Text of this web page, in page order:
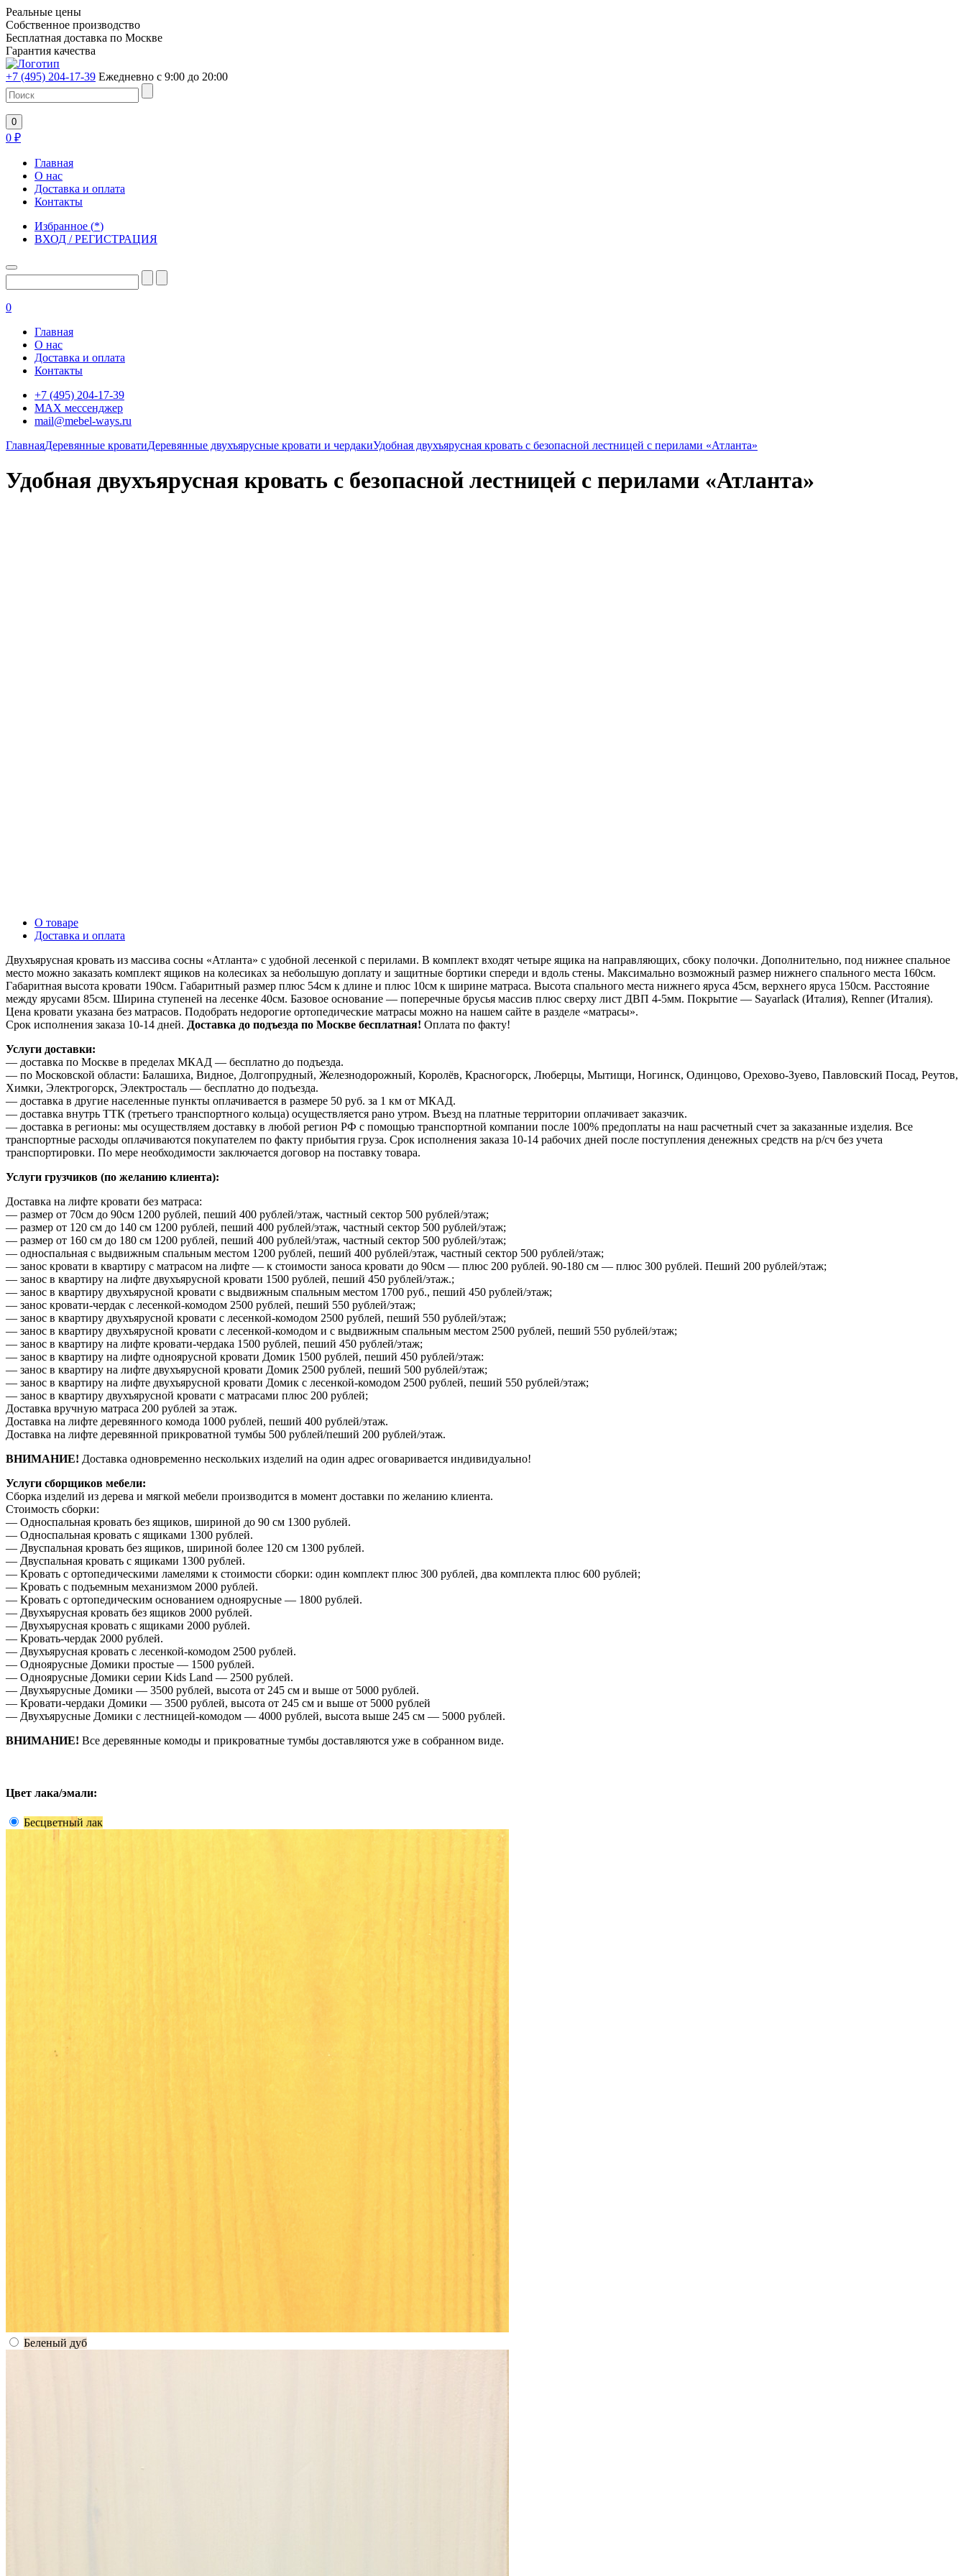
Реальные цены
Собственное производство
Бесплатная доставка по Москве
Гарантия качества
+7 (495) 204-17-39 Ежедневно с 9:00 до 20:00
0
0 ₽
Главная
О нас
Доставка и оплата
Контакты
Избранное (*)
ВХОД / РЕГИСТРАЦИЯ
0
Главная
О нас
Доставка и оплата
Контакты
+7 (495) 204-17-39
MAX мессенджер
mail@mebel-ways.ru
ГлавнаяДеревянные кроватиДеревянные двухъярусные кровати и чердакиУдобная двухъярусная кровать с безопасной лестницей с перилами «Атланта»
Удобная двухъярусная кровать с безопасной лестницей с перилами «Атланта»
О товаре
Доставка и оплата
Двухъярусная кровать из массива сосны «Атланта» с удобной лесенкой с перилами. В комплект входят четыре ящика на направляющих, сбоку полочки. Дополнительно, под нижнее спальное
место можно заказать комплект ящиков на колесиках за небольшую доплату и защитные бортики спереди и вдоль стены. Максимально возможный размер нижнего спального места 160см.
Габаритная высота кровати 190см. Габаритный размер плюс 54см к длине и плюс 10см к ширине матраса. Высота спального места нижнего яруса 45см, верхнего яруса 150см. Расстояние
между ярусами 85см. Ширина ступеней на лесенке 40см. Базовое основание — поперечные брусья массив плюс сверху лист ДВП 4-5мм. Покрытие — Sayarlack (Италия), Renner (Италия).
Цена кровати указана без матрасов. Подобрать недорогие ортопедические матрасы можно на нашем сайте в разделе «матрасы».
Срок исполнения заказа 10-14 дней. Доставка до подъезда по Москве бесплатная! Оплата по факту!
Услуги доставки:
— доставка по Москве в пределах МКАД — бесплатно до подъезда.
— по Московской области: Балашиха, Видное, Долгопрудный, Железнодорожный, Королёв, Красногорск, Люберцы, Мытищи, Ногинск, Одинцово, Орехово-Зуево, Павловский Посад, Реутов,
Химки, Электрогорск, Электросталь — бесплатно до подъезда.
— доставка в другие населенные пункты оплачивается в размере 50 руб. за 1 км от МКАД.
— доставка внутрь ТТК (третьего транспортного кольца) осуществляется рано утром. Въезд на платные территории оплачивает заказчик.
— доставка в регионы: мы осуществляем доставку в любой регион РФ с помощью транспортной компании после 100% предоплаты на наш расчетный счет за заказанные изделия. Все
транспортные расходы оплачиваются покупателем по факту прибытия груза. Срок исполнения заказа 10-14 рабочих дней после поступления денежных средств на р/сч без учета
транспортировки. По мере необходимости заключается договор на поставку товара.
Услуги грузчиков (по желанию клиента):
Доставка на лифте кровати без матраса:
— размер от 70см до 90см 1200 рублей, пеший 400 рублей/этаж, частный сектор 500 рублей/этаж;
— размер от 120 см до 140 см 1200 рублей, пеший 400 рублей/этаж, частный сектор 500 рублей/этаж;
— размер от 160 см до 180 см 1200 рублей, пеший 400 рублей/этаж, частный сектор 500 рублей/этаж;
— односпальная с выдвижным спальным местом 1200 рублей, пеший 400 рублей/этаж, частный сектор 500 рублей/этаж;
— занос кровати в квартиру с матрасом на лифте — к стоимости заноса кровати до 90см — плюс 200 рублей. 90-180 см — плюс 300 рублей. Пеший 200 рублей/этаж;
— занос в квартиру на лифте двухъярусной кровати 1500 рублей, пеший 450 рублей/этаж.;
— занос в квартиру двухъярусной кровати с выдвижным спальным местом 1700 руб., пеший 450 рублей/этаж;
— занос кровати-чердак с лесенкой-комодом 2500 рублей, пеший 550 рублей/этаж;
— занос в квартиру двухъярусной кровати с лесенкой-комодом 2500 рублей, пеший 550 рублей/этаж;
— занос в квартиру двухъярусной кровати с лесенкой-комодом и с выдвижным спальным местом 2500 рублей, пеший 550 рублей/этаж;
— занос в квартиру на лифте кровати-чердака 1500 рублей, пеший 450 рублей/этаж;
— занос в квартиру на лифте одноярусной кровати Домик 1500 рублей, пеший 450 рублей/этаж:
— занос в квартиру на лифте двухъярусной кровати Домик 2500 рублей, пеший 500 рублей/этаж;
— занос в квартиру на лифте двухъярусной кровати Домик с лесенкой-комодом 2500 рублей, пеший 550 рублей/этаж;
— занос в квартиру двухъярусной кровати с матрасами плюс 200 рублей;
Доставка вручную матраса 200 рублей за этаж.
Доставка на лифте деревянного комода 1000 рублей, пеший 400 рублей/этаж.
Доставка на лифте деревянной прикроватной тумбы 500 рублей/пеший 200 рублей/этаж.
ВНИМАНИЕ! Доставка одновременно нескольких изделий на один адрес оговаривается индивидуально!
Услуги сборщиков мебели:
Сборка изделий из дерева и мягкой мебели производится в момент доставки по желанию клиента.
Стоимость сборки:
— Односпальная кровать без ящиков, шириной до 90 см 1300 рублей.
— Односпальная кровать с ящиками 1300 рублей.
— Двуспальная кровать без ящиков, шириной более 120 см 1300 рублей.
— Двуспальная кровать с ящиками 1300 рублей.
— Кровать с ортопедическими ламелями к стоимости сборки: один комплект плюс 300 рублей, два комплекта плюс 600 рублей;
— Кровать с подъемным механизмом 2000 рублей.
— Кровать с ортопедическим основанием одноярусные — 1800 рублей.
— Двухъярусная кровать без ящиков 2000 рублей.
— Двухъярусная кровать с ящиками 2000 рублей.
— Кровать-чердак 2000 рублей.
— Двухъярусная кровать с лесенкой-комодом 2500 рублей.
— Одноярусные Домики простые — 1500 рублей.
— Одноярусные Домики серии Kids Land — 2500 рублей.
— Двухъярусные Домики — 3500 рублей, высота от 245 см и выше от 5000 рублей.
— Кровати-чердаки Домики — 3500 рублей, высота от 245 см и выше от 5000 рублей
— Двухъярусные Домики с лестницей-комодом — 4000 рублей, высота выше 245 см — 5000 рублей.
ВНИМАНИЕ! Все деревянные комоды и прикроватные тумбы доставляются уже в собранном виде.
Цвет лака/эмали:
Бесцветный лак
Беленый дуб